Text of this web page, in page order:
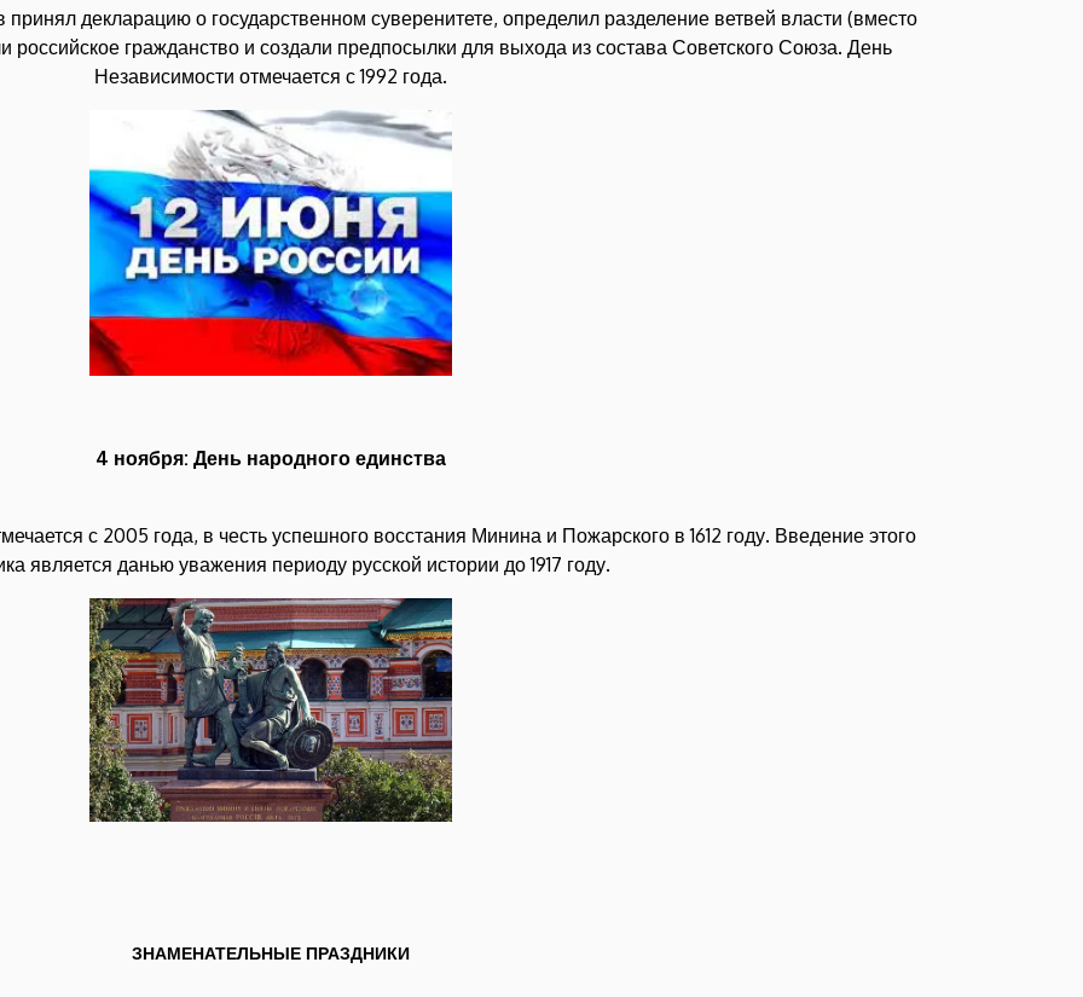
декларацию о государственном суверенитете, определил разделение ветвей власти (вместо
гражданство и создали предпосылки для выхода из состава Советского Союза. День
Независимости отмечается с 1992 года.
4 ноября: День народного единства
с 2005 года, в честь успешного восстания Минина и Пожарского в 1612 году. Введение этого
является данью уважения периоду русской истории до 1917 году.
ЗНАМЕНАТЕЛЬНЫЕ ПРАЗДНИКИ